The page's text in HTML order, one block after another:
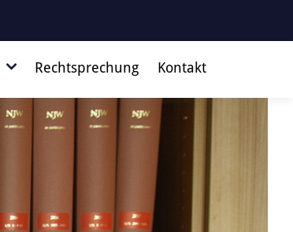
Rechtsprechung Kontakt